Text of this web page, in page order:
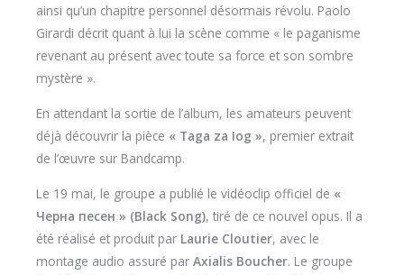
ainsi qu’un chapitre personnel désormais révolu. Paolo
Girardi décrit quant à lui la scène comme « le paganisme
revenant au présent avec toute sa force et son sombre
mystère ».
En attendant la sortie de l’album, les amateurs peuvent
déjà découvrir la pièce « Taga za Iog », premier extrait
de l’œuvre sur Bandcamp.
Le 19 mai, le groupe a publié le vidéoclip officiel de «
Черна песен » (Black Song), tiré de ce nouvel opus. Il a
été réalisé et produit par Laurie Cloutier, avec le
montage audio assuré par Axialis Boucher. Le groupe